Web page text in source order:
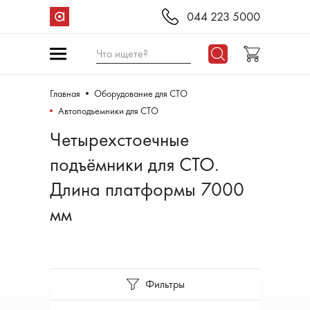
044 223 5000
Что ищете?
Главная
Оборудование для СТО
Aвтоподъемники для СТО
Четырехстоечные
подъёмники для СТО.
Длина платформы 7000
мм
Фильтры